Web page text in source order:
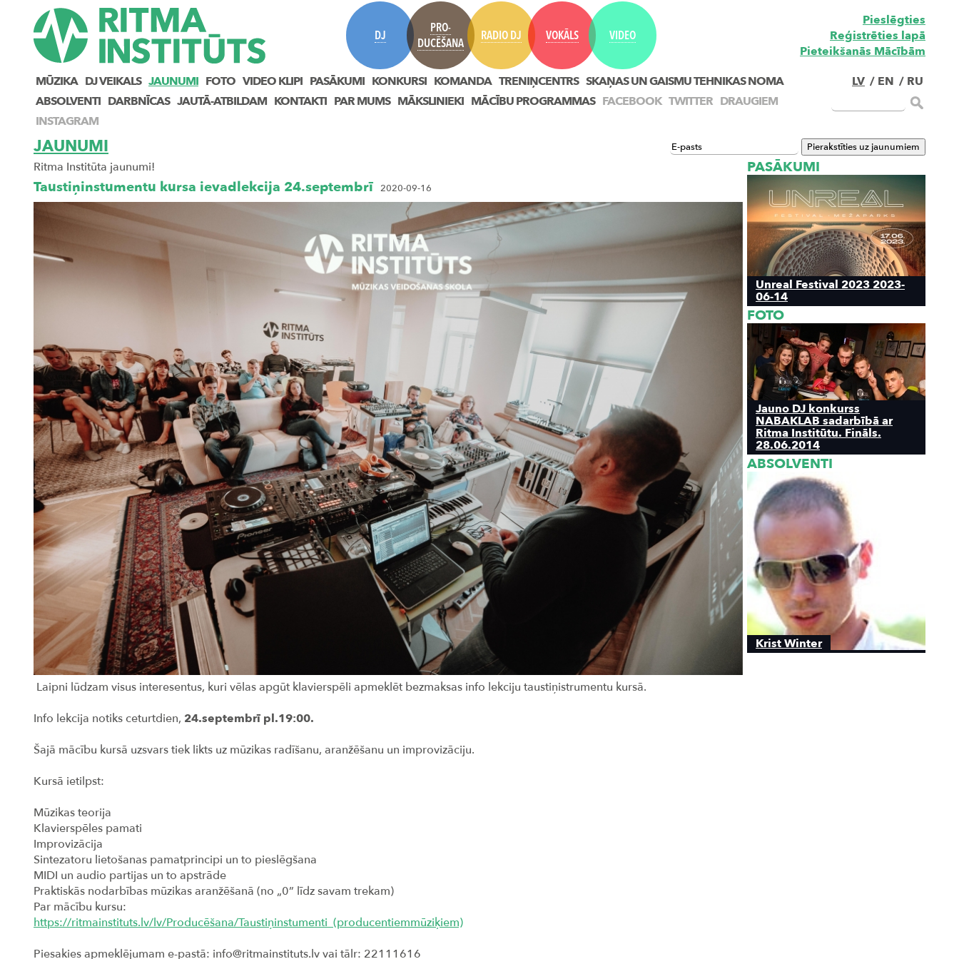
DJ
PRO-
DUCĒŠANA
RADIO DJ VOKĀLS VIDEO
Pieslēgties
Reģistrēties lapā
Pieteikšanās Mācībām
MŪZIKA DJ VEIKALS JAUNUMI FOTO VIDEO KLIPI PASĀKUMI KONKURSI KOMANDA TRENIŅCENTRS SKAŅAS UN GAISMU TEHNIKAS NOMA
ABSOLVENTI DARBNĪCAS JAUTĀ-ATBILDAM KONTAKTI PAR MUMS MĀKSLINIEKI MĀCĪBU PROGRAMMAS FACEBOOK TWITTER DRAUGIEM
INSTAGRAM
LV / EN / RU
JAUNUMI
Ritma Institūta jaunumi!
Taustiņinstumentu kursa ievadlekcija 24.septembrī 2020-09-16
Laipni lūdzam visus interesentus, kuri vēlas apgūt klavierspēli apmeklēt bezmaksas info lekciju taustiņistrumentu kursā.
Info lekcija notiks ceturtdien, 24.septembrī pl.19:00.
Šajā mācību kursā uzsvars tiek likts uz mūzikas radīšanu, aranžēšanu un improvizāciju.
Kursā ietilpst:
Mūzikas teorija
Klavierspēles pamati
Improvizācija
Sintezatoru lietošanas pamatprincipi un to pieslēgšana
MIDI un audio partijas un to apstrāde
Praktiskās nodarbības mūzikas aranžēšanā (no „0” līdz savam trekam)
Par mācību kursu:
https://ritmainstituts.lv/lv/Producēšana/Taustiņinstumenti_(producentiemmūziķiem)
Piesakies apmeklējumam e-pastā: info@ritmainstituts.lv vai tālr: 22111616
PASĀKUMI
Unreal Festival 2023 2023-
06-14
FOTO
Jauno DJ konkurss
NABAKLAB sadarbībā ar
Ritma Institūtu. Fināls.
28.06.2014
ABSOLVENTI
Krist Winter